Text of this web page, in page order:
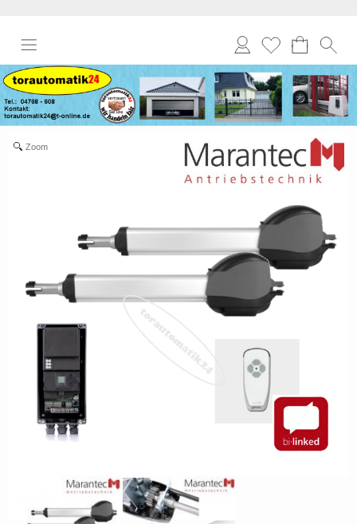
Anmelden
Merkliste
Zoom